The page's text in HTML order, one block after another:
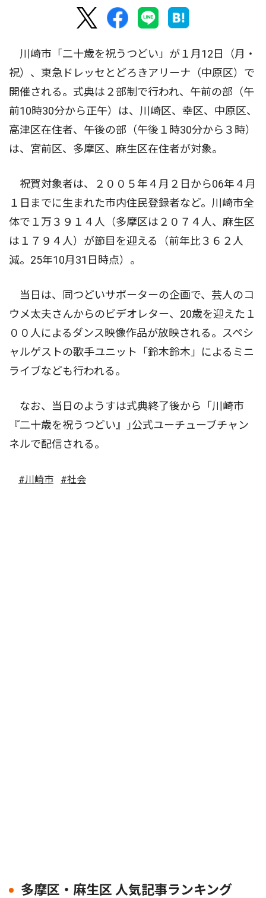
川崎市「二十歳を祝うつどい」が１月12日（月・
祝）、東急ドレッセとどろきアリーナ（中原区）で
開催される。式典は２部制で行われ、午前の部（午
前10時30分から正午）は、川崎区、幸区、中原区、
高津区在住者、午後の部（午後１時30分から３時）
は、宮前区、多摩区、麻生区在住者が対象。
祝賀対象者は、２００５年４月２日から06年４月
１日までに生まれた市内住民登録者など。川崎市全
体で１万３９１４人（多摩区は２０７４人、麻生区
は１７９４人）が節目を迎える（前年比３６２人
減。25年10月31日時点）。
当日は、同つどいサポーターの企画で、芸人のコ
ウメ太夫さんからのビデオレター、20歳を迎えた１
００人によるダンス映像作品が放映される。スペシ
ャルゲストの歌手ユニット「鈴木鈴木」によるミニ
ライブなども行われる。
なお、当日のようすは式典終了後から「川崎市
『二十歳を祝うつどい』｣公式ユーチューブチャン
ネルで配信される。
#川崎市 #社会
多摩区・麻生区 人気記事ランキング